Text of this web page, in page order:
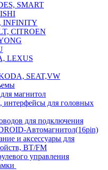
SMART
INFINITY
CITROEN
LEXUS
SEAT,VW
магнитол
интерфейсы для головных
для подключения
Автомагнитол(16pin)
и аксессуары для
BT/FM
управления